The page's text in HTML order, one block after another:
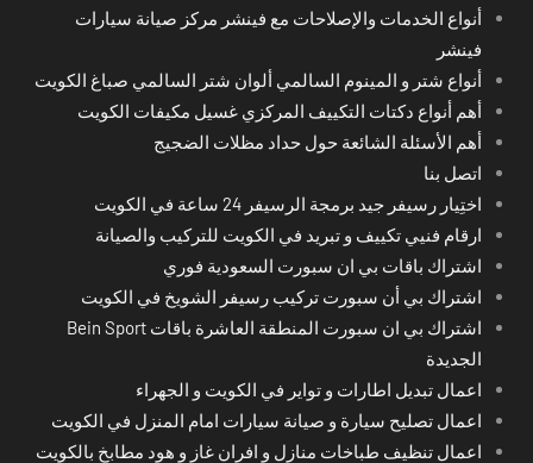
أنواع الخدمات والإصلاحات مع فينشر مركز صيانة سيارات
فينشر
أنواع شتر و المينوم السالمي ألوان شتر السالمي صباغ الكويت
أهم أنواع دكتات التكييف المركزي غسيل مكيفات الكويت
أهم الأسئلة الشائعة حول حداد مظلات الضجيج
اتصل بنا
اختِيار رسيفر جيد برمجة الرسيفر 24 ساعة في الكويت
ارقام فنيي تكييف و تبريد في الكويت للتركيب والصيانة
اشتراك باقات بي ان سبورت السعودية فوري
اشتراك بي أن سبورت تركيب رسيفر الشويخ في الكويت
اشتراك بي ان سبورت المنطقة العاشرة باقات Bein Sport
الجديدة
اعمال تبديل اطارات و تواير في الكويت و الجهراء
اعمال تصليح سيارة و صيانة سيارات امام المنزل في الكويت
اعمال تنظيف طباخات منازل و افران غاز و هود مطابخ بالكويت